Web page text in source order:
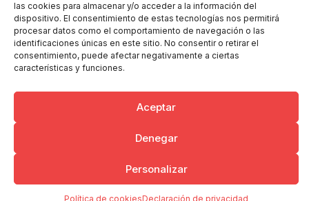
las cookies para almacenar y/o acceder a la información del
dispositivo. El consentimiento de estas tecnologías nos permitirá
procesar datos como el comportamiento de navegación o las
identificaciones únicas en este sitio. No consentir o retirar el
consentimiento, puede afectar negativamente a ciertas
características y funciones.
Aceptar
Denegar
Personalizar
Política de cookiesDeclaración de privacidad